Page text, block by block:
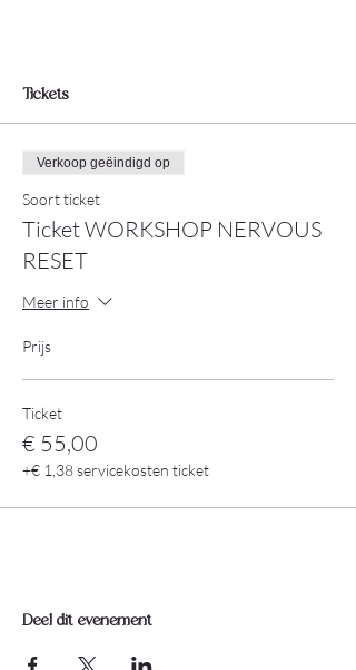
Tickets
Verkoop geëindigd op
Soort ticket
Ticket WORKSHOP NERVOUS
RESET
Meer info
Prijs
Ticket
€ 55,00
+€ 1,38 servicekosten ticket
Deel dit evenement